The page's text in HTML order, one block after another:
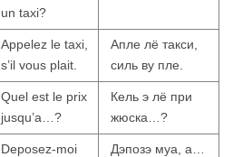
un taxi?
Appelez le taxi,
s’il vous plait.
Апле лё такси,
силь ву пле.
Quel est le prix
jusqu’a…?
Кель э лё при
жюска…?
Deposez-moi
Дэпозэ муа, а…